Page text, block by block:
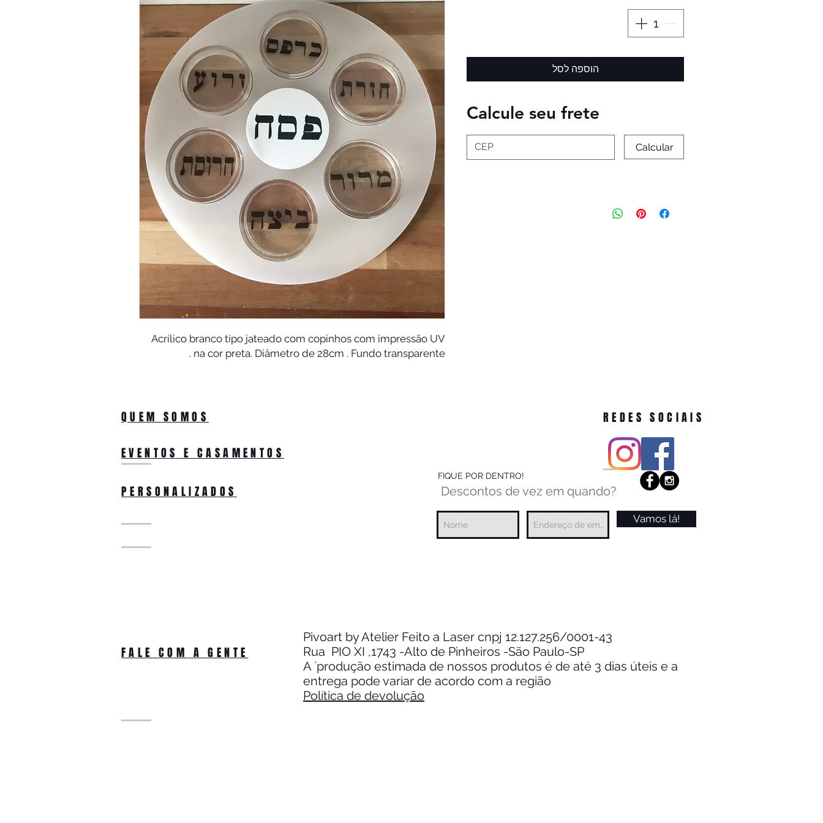
Acrílico branco tipo jateado com copinhos com impressão UV
na cor preta. Diâmetro de 28cm . Fundo transparente .
הוספה לסל
Calcule seu frete
Calcular
QUEM SOMOS
EVENTOS E CASAMENTOS
PERSONALIZADOS
REDES SOCIAIS
FIQUE POR DENTRO!
Descontos de vez em quando?
Vamos lá!
FALE COM A GENTE
Pivoart by Atelier Feito a Laser cnpj 12.127.256/0001-43
Rua PIO XI ,1743 -Alto de Pinheiros -São Paulo-SP
A ´produção estimada de nossos produtos é de até 3 dias úteis e a
entrega pode variar de acordo com a região
Política de devolução